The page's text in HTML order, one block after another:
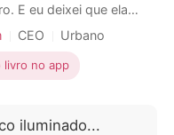
E eu deixei que ela
ele." Nascida sem uma
Até que, em uma noite
engravidou e casou-se
Mas o casamento
CEO Urbano
livro no app
iluminado...